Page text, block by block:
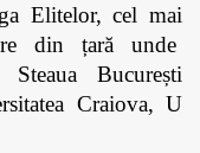
Elitelor, cel mai
din țară unde
București
Craiova, U